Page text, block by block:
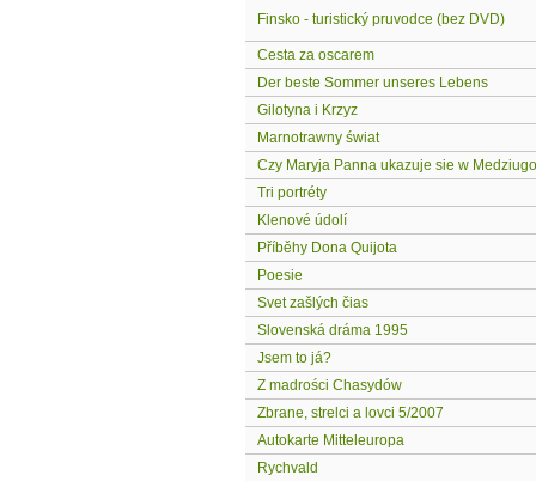
Finsko - turistický pruvodce (bez DVD)
Cesta za oscarem
Der beste Sommer unseres Lebens
Gilotyna i Krzyz
Marnotrawny świat
Czy Maryja Panna ukazuje sie w
Tri portréty
Klenové údolí
Příběhy Dona Quijota
Poesie
Svet zašlých čias
Slovenská dráma 1995
Jsem to já?
Z madrości Chasydów
Zbrane, strelci a lovci 5/2007
Autokarte Mitteleuropa
Rychvald